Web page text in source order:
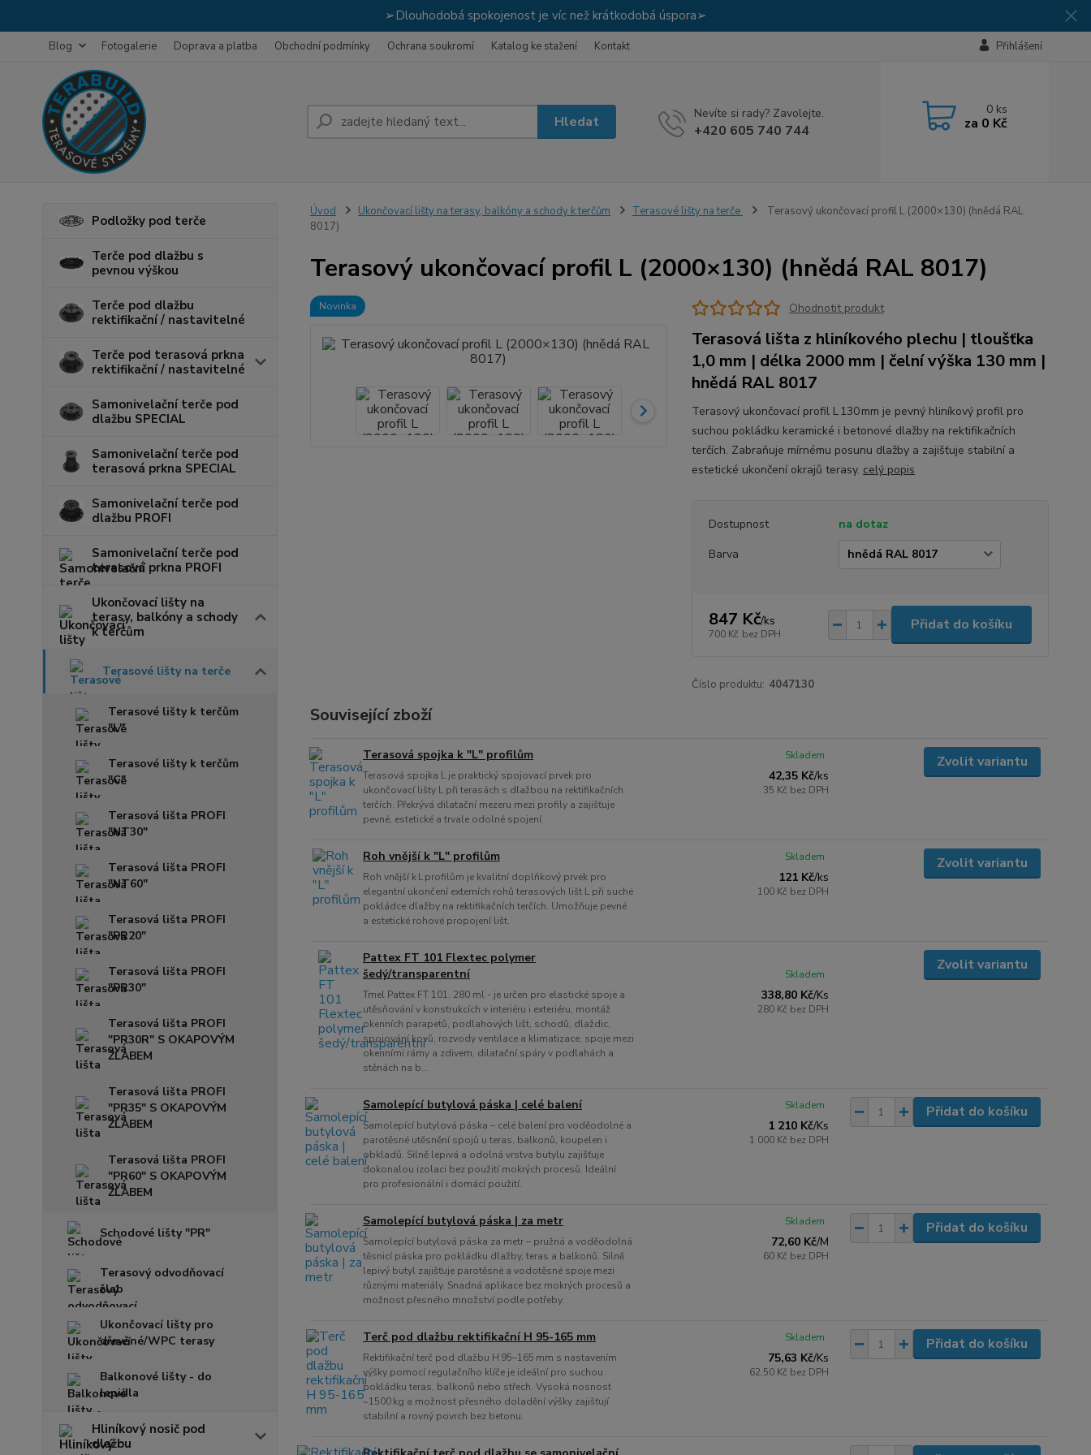
➢Dlouhodobá spokojenost je víc než krátkodobá úspora➢
Blog Fotogalerie Doprava a platba Obchodní podmínky Ochrana soukromí Katalog ke stažení Kontakt Přihlášení
Hledat Nevíte si rady? Zavolejte.
+420 605 740 744
0 ks
za 0 Kč
Podložky pod terče
Terče pod dlažbu s
pevnou výškou
Terče pod dlažbu
rektifikační / nastavitelné
Terče pod terasová prkna
rektifikační / nastavitelné
Samonivelační terče pod
dlažbu SPECIAL
Samonivelační terče pod
terasová prkna SPECIAL
Samonivelační terče pod
dlažbu PROFI
Samonivelační terče pod
terasová prkna PROFI
Ukončovací lišty na
terasy, balkóny a schody
k terčům
Terasové lišty na terče
Terasové lišty k terčům
"L"
Terasové lišty k terčům
"C"
Terasová lišta PROFI
"NT30"
Terasová lišta PROFI
"NT60"
Terasová lišta PROFI
"PR20"
Terasová lišta PROFI
"PR30"
Terasová lišta PROFI
"PR30R" S OKAPOVÝM
ŽLABEM
Terasová lišta PROFI
"PR35" S OKAPOVÝM
ŽLABEM
Terasová lišta PROFI
"PR60" S OKAPOVÝM
ŽLABEM
Schodové lišty "PR"
Terasový odvodňovací
žlab
Ukončovací lišty pro
dřevěné/WPC terasy
Balkonové lišty - do
lepidla
Hliníkový nosič pod
dlažbu
Úvod Ukončovací lišty na terasy, balkóny a schody k terčům Terasové lišty na terče
Terasový ukončovací profil L (2000×130) (hnědá RAL
8017)
Terasový ukončovací profil L (2000×130) (hnědá RAL 8017)
Novinka Ohodnotit produkt
Terasová lišta z hliníkového plechu | tloušťka
1,0 mm | délka 2000 mm | čelní výška 130 mm |
hnědá RAL 8017
Terasový ukončovací profil L 130 mm je pevný hliníkový profil pro
suchou pokládku keramické i betonové dlažby na rektifikačních
terčích. Zabraňuje mírnému posunu dlažby a zajišťuje stabilní a
estetické ukončení okrajů terasy. celý popis
Dostupnost
na dotaz
Barva
847 Kč/ks
700 Kč bez DPH
Přidat do košíku
Číslo produktu: 4047130
Související zboží
Terasová spojka k "L" profilům
Terasová spojka L je praktický spojovací prvek pro
ukončovací lišty L při terasách s dlažbou na rektifikačních
terčích. Překrývá dilatační mezeru mezi profily a zajišťuje
pevné, estetické a trvale odolné spojení.
42,35 Kč/ks
35 Kč bez DPH
Skladem Zvolit variantu
Roh vnější k "L" profilům
Roh vnější k L profilům je kvalitní doplňkový prvek pro
elegantní ukončení externích rohů terasových lišt L při suché
pokládce dlažby na rektifikačních terčích. Umožňuje pevné
a estetické rohové propojení lišt.
121 Kč/ks
100 Kč bez DPH
Skladem Zvolit variantu
Pattex FT 101 Flextec polymer
šedý/transparentní
Tmel Pattex FT 101, 280 ml - je určen pro elastické spoje a
utěsňování v konstrukcích v interiéru i exteriéru, montáž
okenních parapetů, podlahových lišt, schodů, dlaždic,
spojování kovů, rozvody ventilace a klimatizace, spoje mezi
okenními rámy a zdivem, dilatační spáry v podlahách a
stěnách na b...
338,80 Kč/Ks
280 Kč bez DPH
Skladem
Zvolit variantu
Samolepící butylová páska | celé balení
Samolepící butylová páska – celé balení pro voděodolné a
parotěsné utěsnění spojů u teras, balkonů, koupelen i
obkladů. Silně lepivá a odolná vrstva butylu zajišťuje
dokonalou izolaci bez použití mokrých procesů. Ideální
pro profesionální i domácí použití.
1 210 Kč/Ks
1 000 Kč bez DPH
Skladem Přidat do košíku
Samolepící butylová páska | za metr
Samolepící butylová páska za metr – pružná a voděodolná
těsnicí páska pro pokládku dlažby, teras a balkonů. Silně
lepivý butyl zajišťuje parotěsné a vodotěsné spoje mezi
různými materiály. Snadná aplikace bez mokrých procesů a
možnost přesného množství podle potřeby.
72,60 Kč/M
60 Kč bez DPH
Skladem Přidat do košíku
Terč pod dlažbu rektifikační H 95-165 mm
Rektifikační terč pod dlažbu H 95–165 mm s nastavením
výšky pomocí regulačního klíče je ideální pro suchou
pokládku teras, balkonů nebo střech. Vysoká nosnost
~1500 kg a možnost přesného doladění výšky zajišťují
stabilní a rovný povrch bez betonu.
75,63 Kč/Ks
62,50 Kč bez DPH
Skladem Přidat do košíku